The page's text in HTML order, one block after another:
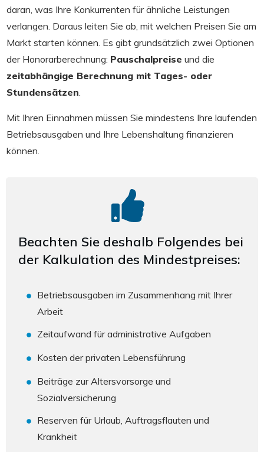
daran, was Ihre Konkurrenten für ähnliche Leistungen
verlangen. Daraus leiten Sie ab, mit welchen Preisen Sie am
Markt starten können. Es gibt grundsätzlich zwei Optionen
der Honorarberechnung: Pauschalpreise und die
zeitabhängige Berechnung mit Tages- oder
Stundensätzen.
Mit Ihren Einnahmen müssen Sie mindestens Ihre laufenden
Betriebsausgaben und Ihre Lebenshaltung finanzieren
können.
Beachten Sie deshalb Folgendes bei
der Kalkulation des Mindestpreises:
Betriebsausgaben im Zusammenhang mit Ihrer
Arbeit
Zeitaufwand für administrative Aufgaben
Kosten der privaten Lebensführung
Beiträge zur Altersvorsorge und
Sozialversicherung
Reserven für Urlaub, Auftragsflauten und
Krankheit